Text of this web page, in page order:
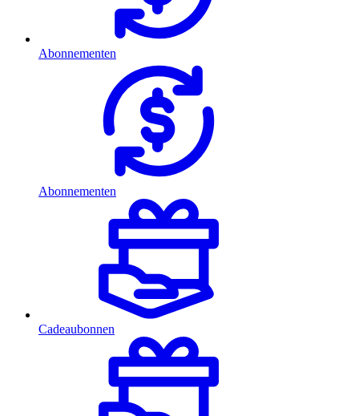
Abonnementen
Abonnementen
Cadeaubonnen